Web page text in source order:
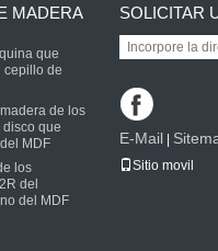
MADERA
que
cepillo de
de los
que
MDF
los
del
del MDF
SOLICITAR
E-Mail
Sitio movil